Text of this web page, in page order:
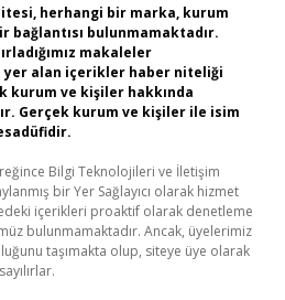
herhangi bir marka, kurum
bağlantısı bulunmamaktadır.
makaleler
yer alan içerikler haber niteliği
kurum ve kişiler hakkında
Gerçek kurum ve kişiler ile isim
Bilgi Teknolojileri ve İletişim
bir Yer Sağlayıcı olarak hizmet
içerikleri proaktif olarak denetleme
bulunmamaktadır. Ancak, üyelerimiz
taşımakta olup, siteye üye olarak